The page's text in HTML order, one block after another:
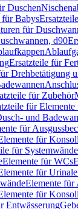
Duschen
für Babys
für
d90
Ersatzteile für
Drehbetätigung
für Zubehör
für
und
für
für
für Systemwände
Elemente für WCs
für Urinale
Elemente für
für
Entwässerung